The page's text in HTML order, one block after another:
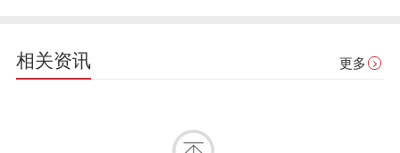
相关资讯 更多